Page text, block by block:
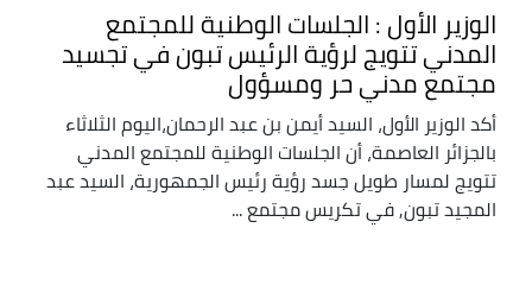
الوزير الأول : الجلسات الوطنية للمجتمع
المدني تتويج لرؤية الرئيس تبون في تجسيد
مجتمع مدني حر ومسؤول
أكد الوزير الأول، السيد أيمن بن عبد الرحمان،اليوم الثلاثاء
بالجزائر العاصمة، أن الجلسات الوطنية للمجتمع المدني
تتويج لمسار طويل جسد رؤية رئيس الجمهورية، السيد عبد
المجيد تبون, في تكريس مجتمع ...